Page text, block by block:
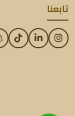
تابعنا